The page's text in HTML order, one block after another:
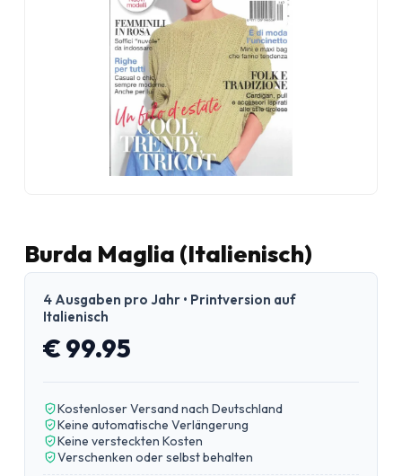
Burda Maglia (Italienisch)
4 Ausgaben pro Jahr • Printversion auf
Italienisch
€ 99.95
Kostenloser Versand nach Deutschland
Keine automatische Verlängerung
Keine versteckten Kosten
Verschenken oder selbst behalten